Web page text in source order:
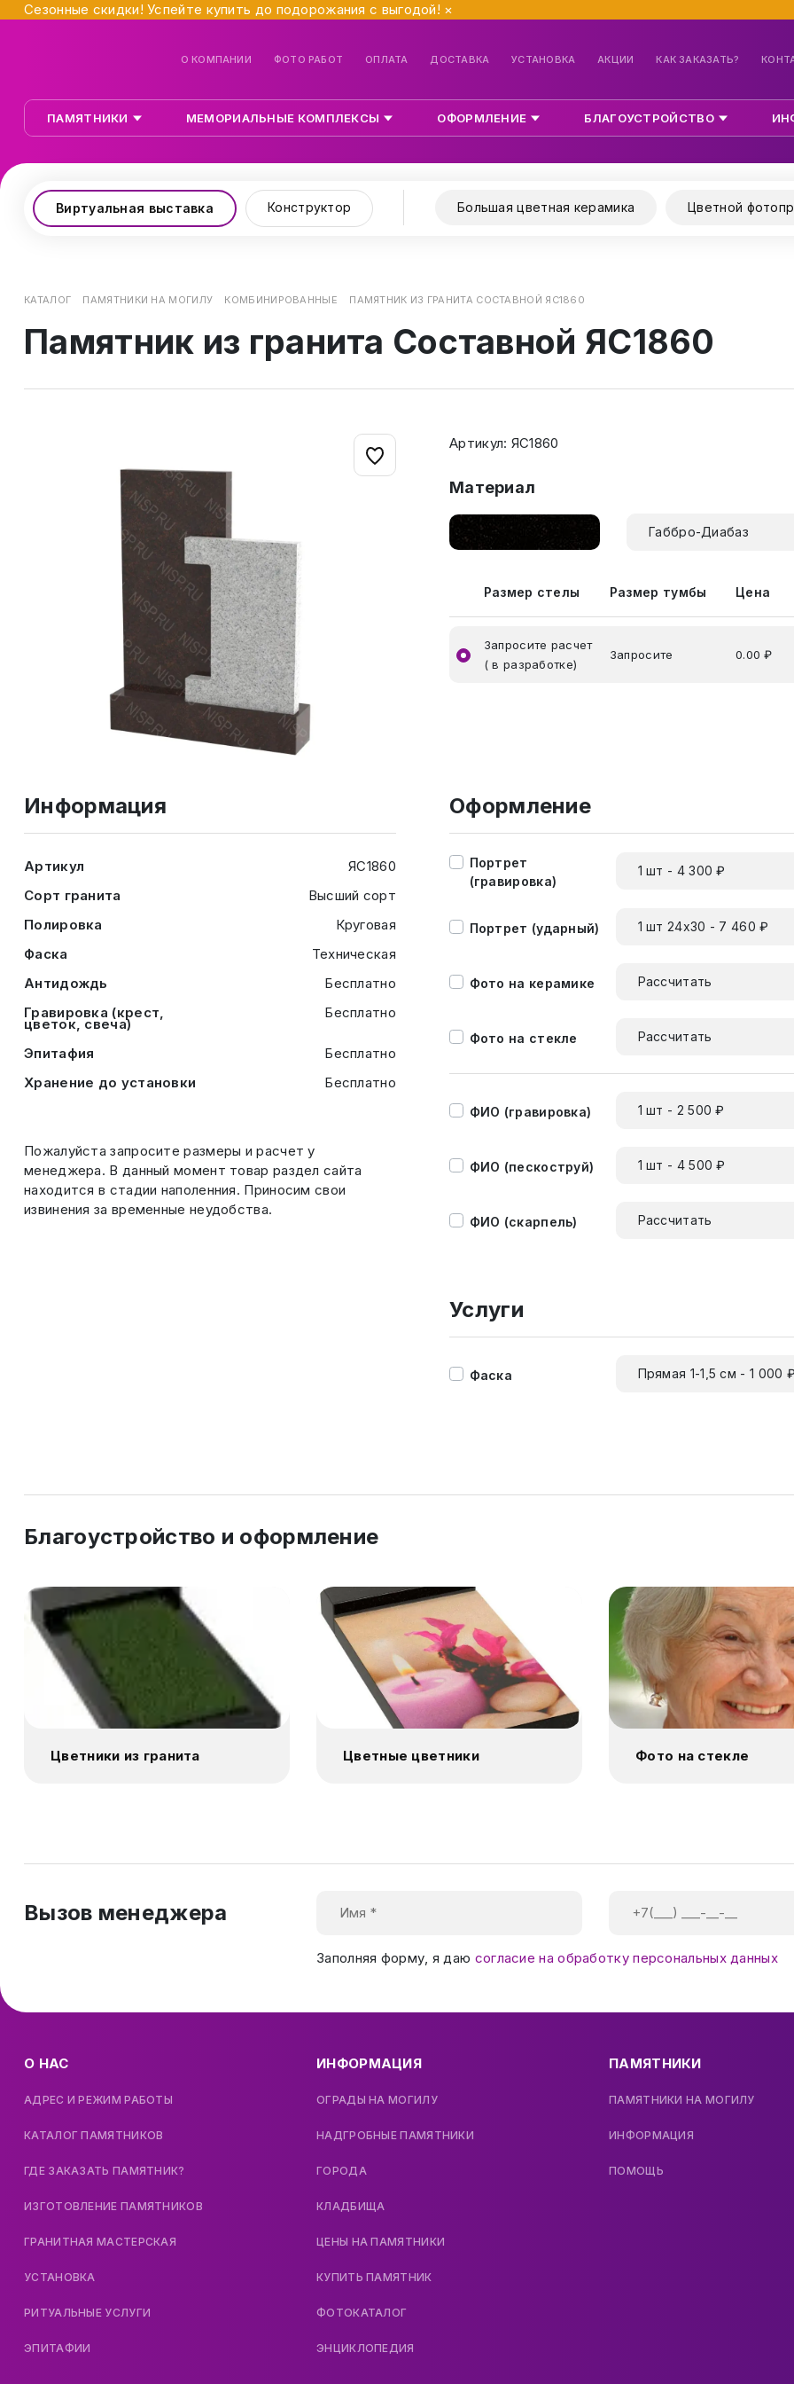
Сезонные скидки! Успейте купить до подорожания с выгодой! ×
О КОМПАНИИ ФОТО РАБОТ ОПЛАТА ДОСТАВКА УСТАНОВКА АКЦИИ КАК ЗАКАЗАТЬ?
ПАМЯТНИКИ МЕМОРИАЛЬНЫЕ КОМПЛЕКСЫ ОФОРМЛЕНИЕ БЛАГОУСТРОЙСТВО
Виртуальная выставка Конструктор Большая цветная керамика Цветной
КАТАЛОГ ПАМЯТНИКИ НА МОГИЛУ КОМБИНИРОВАННЫЕ ПАМЯТНИК ИЗ ГРАНИТА СОСТАВНОЙ ЯС1860
Памятник из гранита Составной ЯС1860
Артикул: ЯС1860
Материал
Габбро-Диабаз
Размер стелы Размер тумбы Цена
Запросите расчет
( в разработке)
Запросите 0.00 ₽
Информация
Артикул
ЯС1860
Сорт гранита
Высший сорт
Полировка
Круговая
Фаска
Техническая
Антидождь
Бесплатно
Гравировка (крест,
цветок, свеча)
Бесплатно
Эпитафия
Бесплатно
Хранение до установки
Бесплатно
Пожалуйста запросите размеры и расчет у
менеджера. В данный момент товар раздел сайта
находится в стадии наполенния. Приносим свои
извинения за временные неудобства.
Оформление
Портрет
(гравировка)
1 шт - 4 300 ₽
Портрет (ударный) 1 шт 24х30 - 7 460 ₽
Фото на керамике Рассчитать
Фото на стекле Рассчитать
ФИО (гравировка) 1 шт - 2 500 ₽
ФИО (пескоструй) 1 шт - 4 500 ₽
ФИО (скарпель) Рассчитать
Услуги
Фаска Прямая 1-1,5 см - 1 000
Благоустройство и оформление
Цветники из гранита Цветные цветники Фото на стекле
Вызов менеджера
Заполняя форму, я даю согласие на обработку персональных данных
О НАС
АДРЕС И РЕЖИМ РАБОТЫ
КАТАЛОГ ПАМЯТНИКОВ
ГДЕ ЗАКАЗАТЬ ПАМЯТНИК?
ИЗГОТОВЛЕНИЕ ПАМЯТНИКОВ
ГРАНИТНАЯ МАСТЕРСКАЯ
УСТАНОВКА
РИТУАЛЬНЫЕ УСЛУГИ
ЭПИТАФИИ
ИНФОРМАЦИЯ
ОГРАДЫ НА МОГИЛУ
НАДГРОБНЫЕ ПАМЯТНИКИ
ГОРОДА
КЛАДБИЩА
ЦЕНЫ НА ПАМЯТНИКИ
КУПИТЬ ПАМЯТНИК
ФОТОКАТАЛОГ
ЭНЦИКЛОПЕДИЯ
ПАМЯТНИКИ
ПАМЯТНИКИ НА МОГИЛУ
ИНФОРМАЦИЯ
ПОМОЩЬ